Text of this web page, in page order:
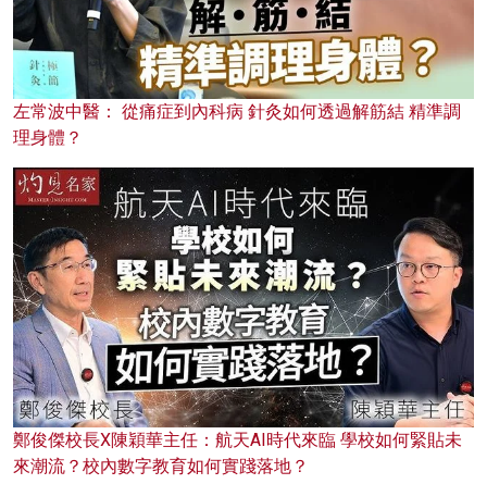
左常波中醫： 從痛症到內科病 針灸如何透過解筋結 精準調
理身體？
鄭俊傑校長X陳穎華主任：航天AI時代來臨 學校如何緊貼未
來潮流？校內數字教育如何實踐落地？